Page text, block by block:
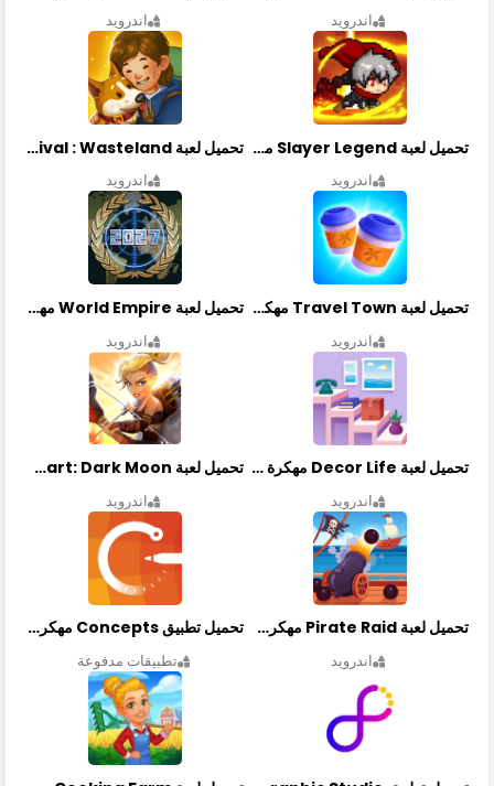
اندرويد اندرويد
تحميل لعبة Slayer Legend مهكرة أخر إصدار
اندرويد
تحميل لعبة Merge Survival : Wasteland مهكرة أخر إصدار
اندرويد
تحميل لعبة Travel Town مهكرة أخر إصدار
اندرويد
تحميل لعبة World Empire مهكرة أخر إصدار
اندرويد
تحميل لعبة Decor Life مهكرة أخر إصدار
اندرويد
تحميل لعبة Lionheart: Dark Moon مهكرة أخر إصدار
اندرويد
تحميل لعبة Pirate Raid مهكرة أخر إصدار
اندرويد
تحميل تطبيق Concepts مهكر أخر إصدار
تطبيقات مدفوعة